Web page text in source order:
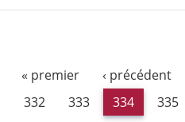
« premier ‹ précédent
332
333 334 335